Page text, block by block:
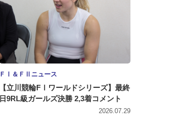
ＦⅠ＆ＦⅡニュース
【立川競輪FⅠワールドシリーズ】最終
日9RL級ガールズ決勝 2,3着コメント
2026.07.29